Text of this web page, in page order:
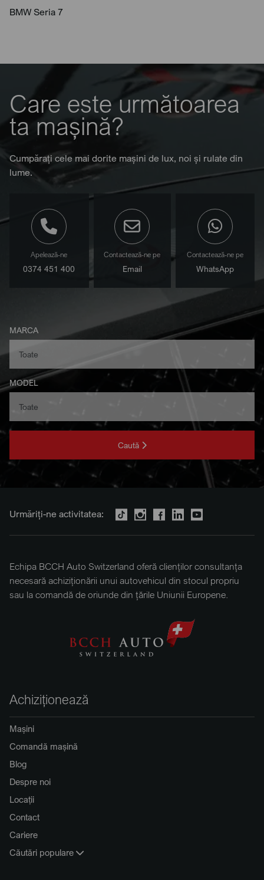
BMW Seria 7
Care este următoarea
ta mașină?
Cumpărați cele mai dorite mașini de lux, noi și rulate din
lume.
Apelează-ne
0374 451 400
Contactează-ne pe
Email
Contactează-ne pe
WhatsApp
MARCA
MODEL
Caută
Urmăriți-ne activitatea:
Echipa BCCH Auto Switzerland oferă clienților consultanța
necesară achiziționării unui autovehicul din stocul propriu
sau la comandă de oriunde din țările Uniunii Europene.
Achiziționează
Mașini
Comandă mașină
Blog
Despre noi
Locații
Contact
Cariere
Căutări populare